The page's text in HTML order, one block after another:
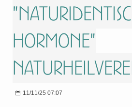
Hormone"
11/11/25 07:07